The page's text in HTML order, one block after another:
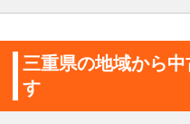
三重県の地域から
す